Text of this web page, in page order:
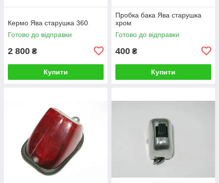
Кермо Ява старушка 360
Готово до відправки
2 800 ₴
Купити
Пробка бака Ява старушка
хром
Готово до відправки
400 ₴
Купити